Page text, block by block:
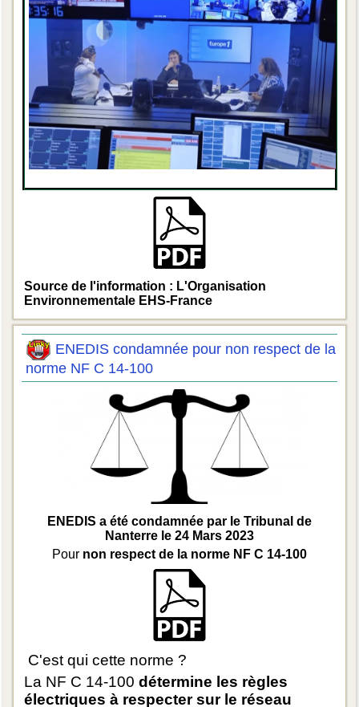
Source de l'information : L'Organisation
Environnementale EHS-France
ENEDIS condamnée pour non respect de la
norme NF C 14-100
ENEDIS a été condamnée par le Tribunal de
Nanterre le 24 Mars 2023
Pour non respect de la norme NF C 14-100
C'est qui cette norme ?
La NF C 14-100détermine les règles
électriques à respecter sur le réseau